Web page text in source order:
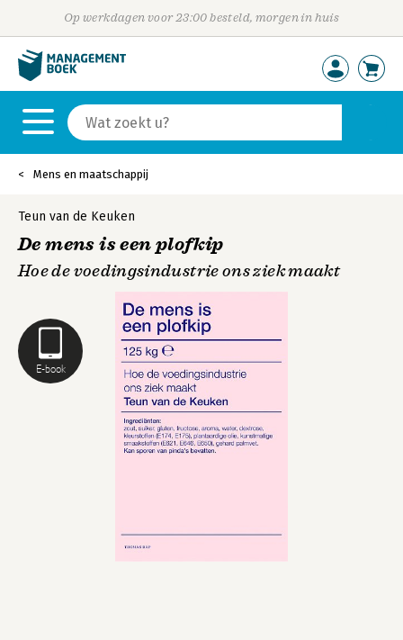
Op werkdagen voor 23:00 besteld, morgen in huis
Mens en maatschappij
E-book
Teun van de Keuken
De mens is een plofkip
Hoe de voedingsindustrie ons ziek maakt